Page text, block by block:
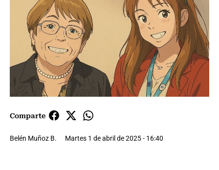
Comparte
Belén Muñoz B. Martes 1 de abril de 2025 - 16:40